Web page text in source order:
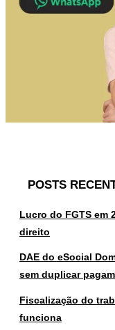
POSTS
Lucro do FGTS em
direito
DAE do eSocial
sem duplicar
Fiscalização do
funciona